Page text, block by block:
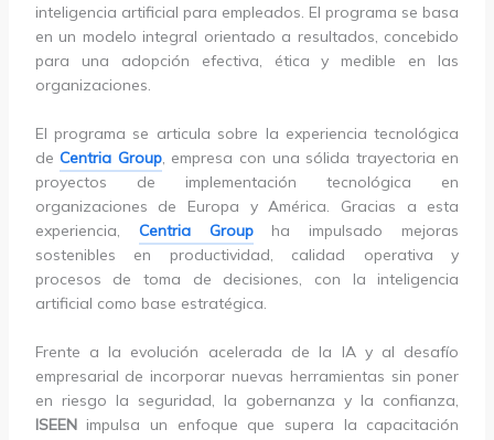
inteligencia artificial para empleados. El programa se basa
en un modelo integral orientado a resultados, concebido
para una adopción efectiva, ética y medible en las
organizaciones.
El programa se articula sobre la experiencia tecnológica
deCentria Group, empresa con una sólida trayectoria en
proyectos de implementación tecnológica en
organizaciones de Europa y América. Gracias a esta
experiencia, Centria Groupha impulsado mejoras
sostenibles en productividad, calidad operativa y
procesos de toma de decisiones, con la inteligencia
artificial como base estratégica.
Frente a la evolución acelerada de la IA y al desafío
empresarial de incorporar nuevas herramientas sin poner
en riesgo la seguridad, la gobernanza y la confianza,
ISEENimpulsa un enfoque que supera la capacitación